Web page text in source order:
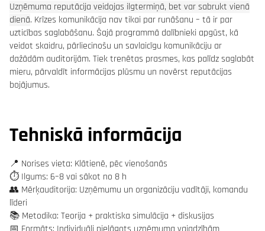
Uzņēmuma reputācija veidojas ilgtermiņā, bet var sabrukt vienā
dienā. Krīzes komunikācija nav tikai par runāšanu – tā ir par
uzticības saglabāšanu. Šajā programmā dalībnieki apgūst, kā
veidot skaidru, pārliecinošu un savlaicīgu komunikāciju ar
dažādām auditorijām. Tiek trenētas prasmes, kas palīdz saglabāt
mieru, pārvaldīt informācijas plūsmu un novērst reputācijas
bojājumus.
Tehniskā informācija
📍 Norises vieta: Klātienē, pēc vienošanās
⏱️ Ilgums: 6–8 vai sākot no 8 h
👥 Mērķauditorija: Uzņēmumu un organizāciju vadītāji, komandu
līderi
📚 Metodika: Teorija + praktiska simulācija + diskusijas